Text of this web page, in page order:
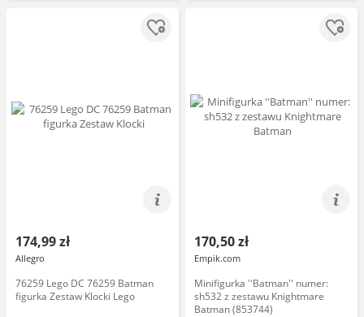
174,99 zł
Allegro
76259 Lego DC 76259 Batman
figurka Zestaw Klocki Lego
170,50 zł
Empik.com
Minifigurka ''Batman'' numer:
sh532 z zestawu Knightmare
Batman (853744)